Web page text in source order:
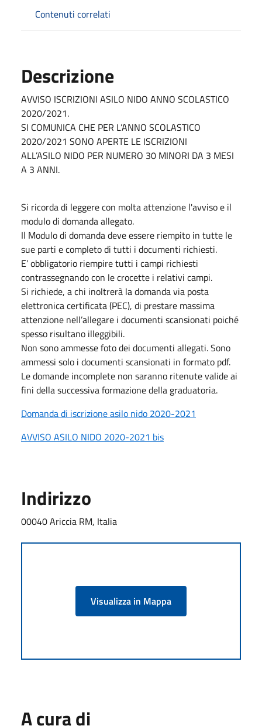
Contenuti correlati
Descrizione
AVVISO ISCRIZIONI ASILO NIDO ANNO SCOLASTICO
2020/2021.
SI COMUNICA CHE PER L’ANNO SCOLASTICO
2020/2021 SONO APERTE LE ISCRIZIONI
ALL’ASILO NIDO PER NUMERO 30 MINORI DA 3 MESI
A 3 ANNI.
Si ricorda di leggere con molta attenzione l'avviso e il
modulo di domanda allegato.
Il Modulo di domanda deve essere riempito in tutte le
sue parti e completo di tutti i documenti richiesti.
E’ obbligatorio riempire tutti i campi richiesti
contrassegnando con le crocette i relativi campi.
Si richiede, a chi inoltrerà la domanda via posta
elettronica certificata (PEC), di prestare massima
attenzione nell’allegare i documenti scansionati poiché
spesso risultano illeggibili.
Non sono ammesse foto dei documenti allegati. Sono
ammessi solo i documenti scansionati in formato pdf.
Le domande incomplete non saranno ritenute valide ai
fini della successiva formazione della graduatoria.
Domanda di iscrizione asilo nido 2020-2021
AVVISO ASILO NIDO 2020-2021 bis
Indirizzo
00040 Ariccia RM, Italia
Visualizza in Mappa
A cura di